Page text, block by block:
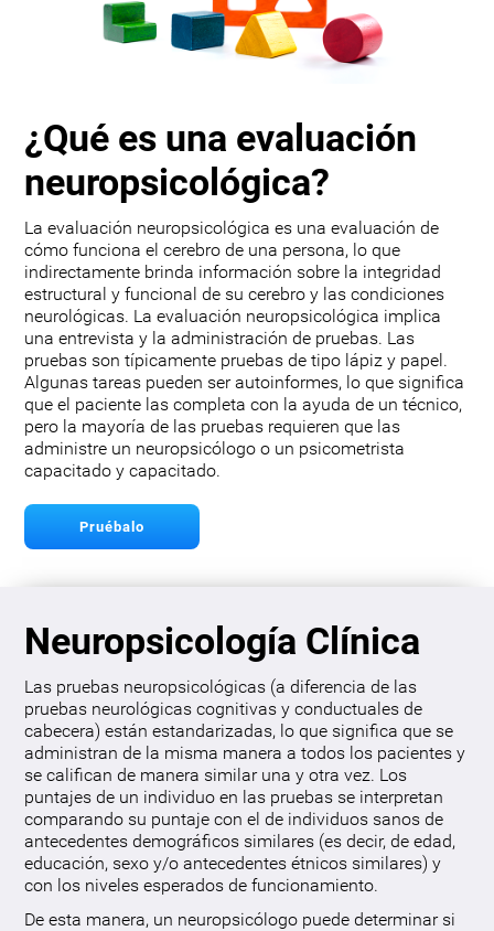
¿Qué es una evaluación
neuropsicológica?
La evaluación neuropsicológica es una evaluación de
cómo funciona el cerebro de una persona, lo que
indirectamente brinda información sobre la integridad
estructural y funcional de su cerebro y las condiciones
neurológicas. La evaluación neuropsicológica implica
una entrevista y la administración de pruebas. Las
pruebas son típicamente pruebas de tipo lápiz y papel.
Algunas tareas pueden ser autoinformes, lo que significa
que el paciente las completa con la ayuda de un técnico,
pero la mayoría de las pruebas requieren que las
administre un neuropsicólogo o un psicometrista
capacitado y capacitado.
Pruébalo
Neuropsicología Clínica
Las pruebas neuropsicológicas (a diferencia de las
pruebas neurológicas cognitivas y conductuales de
cabecera) están estandarizadas, lo que significa que se
administran de la misma manera a todos los pacientes y
se califican de manera similar una y otra vez. Los
puntajes de un individuo en las pruebas se interpretan
comparando su puntaje con el de individuos sanos de
antecedentes demográficos similares (es decir, de edad,
educación, sexo y/o antecedentes étnicos similares) y
con los niveles esperados de funcionamiento.
De esta manera, un neuropsicólogo puede determinar si